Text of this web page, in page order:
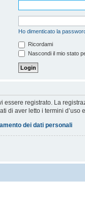
Ho dimenticato la
Ricordami
Nascondi il mio stato
essere registrato. La
di aver letto i termini d’uso
dei dati personali